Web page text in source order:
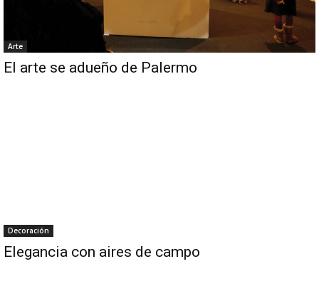
Arte
El arte se adueño de Palermo
Decoración
Elegancia con aires de campo